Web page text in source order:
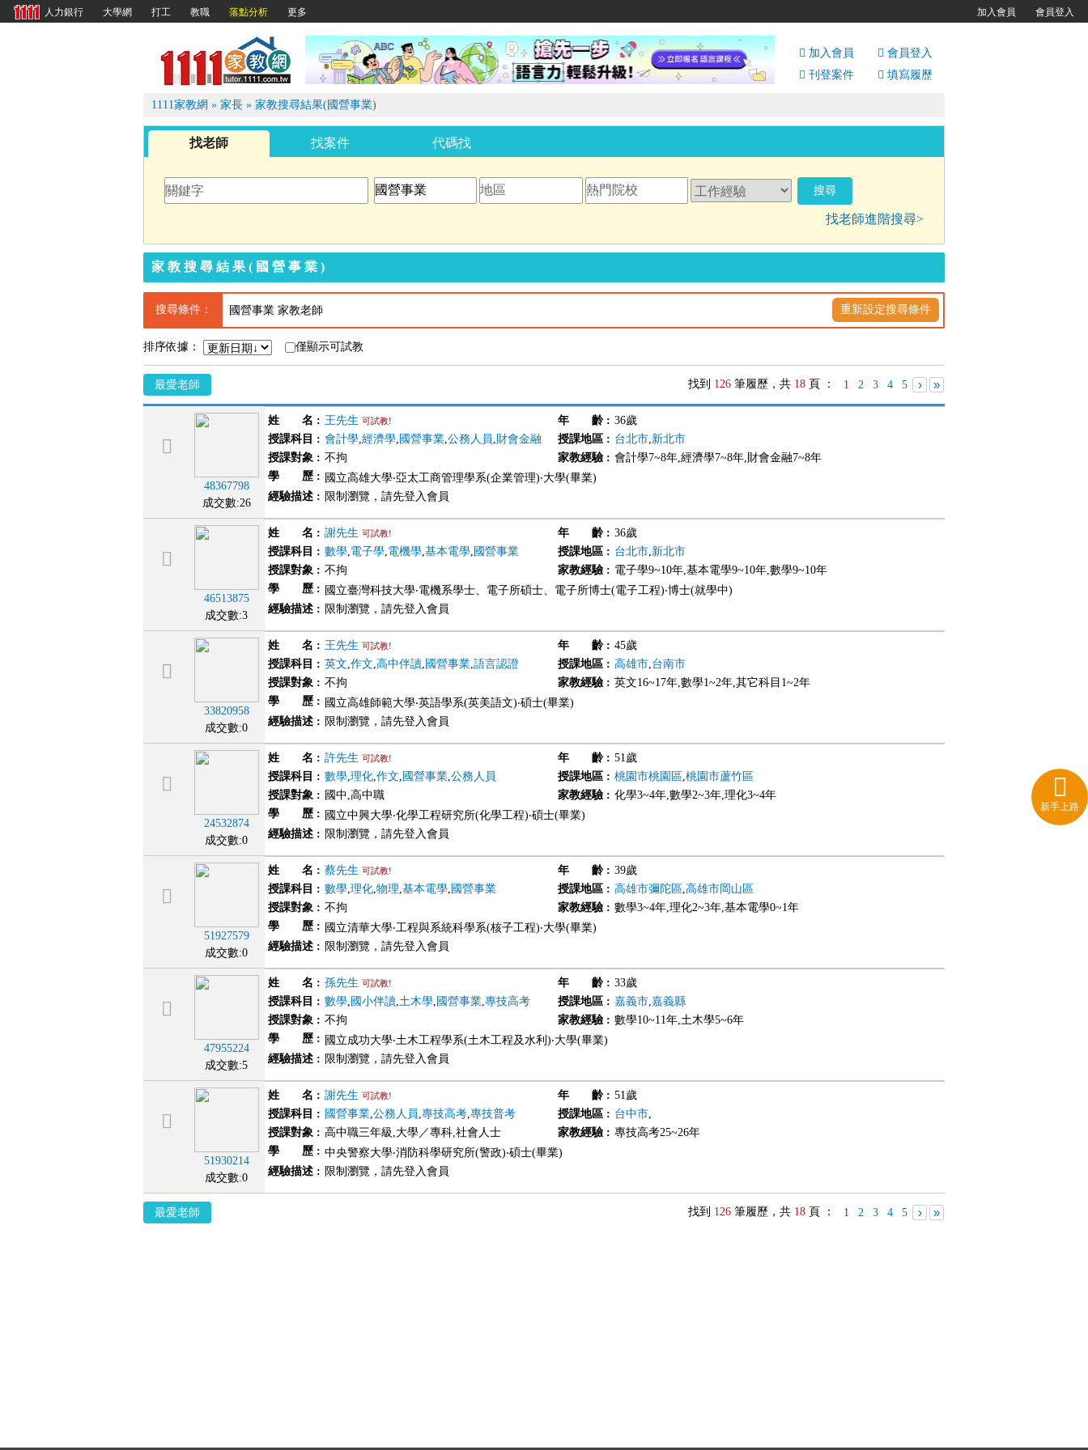
1111家教網
加入會員 會員登入
新手上路
刊登案件 填寫履歷
1111家教網 » 家長 » 家教搜尋結果(國營事業)
找老師 找案件 代碼找
找老師進階搜尋>
家教搜尋結果(國營事業)
搜尋條件： 國營事業 家教老師 重新設定搜尋條件
排序依據： 僅顯示可試教
最愛老師 找到 126 筆履歷，共 18 頁 ： 1 2 3 4 5 › »
48367798
成交數:26
姓 名 : 王先生 可試教! 年 齡: 36歲
授課科目 : 會計學,經濟學, 國營事業,公務人員 ,財會金融 授課地區: 台北市,新北市
授課對象 : 不拘 家教經驗: 會計學7~8年,經濟學7~8年,財會金融7~8年
學 歷 : 國立高雄大學‧亞太工商管理學系(企業管理)‧大學(畢業)
經驗描述 : 限制瀏覽，請先登入會員
46513875
成交數:3
姓 名 : 謝先生 可試教! 年 齡: 36歲
授課科目 : 數學,電子學,電機學,基本電學, 國營事業 授課地區: 台北市,新北市
授課對象 : 不拘 家教經驗: 電子學9~10年,基本電學9~10年,數學9~10年
學 歷 : 國立臺灣科技大學‧電機系學士、電子所碩士、電子所博士(電子工程)‧博士(就學中)
經驗描述 : 限制瀏覽，請先登入會員
33820958
成交數:0
姓 名 : 王先生 可試教! 年 齡: 45歲
授課科目 : 英文,作文,高中伴讀, 國營事業,語言認證 授課地區: 高雄市,台南市
授課對象 : 不拘 家教經驗: 英文16~17年,數學1~2年,其它科目1~2年
學 歷 : 國立高雄師範大學‧英語學系(英美語文)‧碩士(畢業)
經驗描述 : 限制瀏覽，請先登入會員
24532874
成交數:0
姓 名 : 許先生 可試教! 年 齡: 51歲
授課科目 : 數學,理化,作文, 國營事業,公務人員 授課地區: 桃園市桃園區,桃園市蘆竹區
授課對象 : 國中,高中職 家教經驗: 化學3~4年,數學2~3年,理化3~4年
學 歷 : 國立中興大學‧化學工程研究所(化學工程)‧碩士(畢業)
經驗描述 : 限制瀏覽，請先登入會員
51927579
成交數:0
姓 名 : 蔡先生 可試教! 年 齡: 39歲
授課科目 : 數學,理化,物理,基本電學, 國營事業 授課地區: 高雄市彌陀區,高雄市岡山區
授課對象 : 不拘 家教經驗: 數學3~4年,理化2~3年,基本電學0~1年
學 歷 : 國立清華大學‧工程與系統科學系(核子工程)‧大學(畢業)
經驗描述 : 限制瀏覽，請先登入會員
47955224
成交數:5
姓 名 : 孫先生 可試教! 年 齡: 33歲
授課科目 : 數學, 國小伴讀,土木學, 國營事業,專技高考 授課地區: 嘉義市,嘉義縣
授課對象 : 不拘 家教經驗: 數學10~11年,土木學5~6年
學 歷 : 國立成功大學‧土木工程學系(土木工程及水利)‧大學(畢業)
經驗描述 : 限制瀏覽，請先登入會員
51930214
成交數:0
姓 名 : 謝先生 可試教! 年 齡: 51歲
授課科目 : 國營事業,公務人員 ,專技高考,專技普考 授課地區: 台中市,
授課對象 : 高中職三年級,大學／專科,社會人士 家教經驗: 專技高考25~26年
學 歷 : 中央警察大學‧消防科學研究所(警政)‧碩士(畢業)
經驗描述 : 限制瀏覽，請先登入會員
最愛老師 找到 126 筆履歷，共 18 頁 ： 1 2 3 4 5 › »
人力銀行 大學網 打工 教職 落點分析 更多 加入會員 會員登入